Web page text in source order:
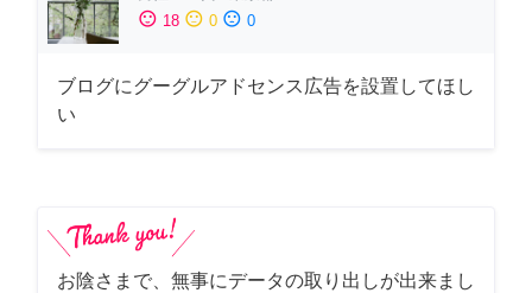
sentiment_satisfied 18 sentiment_neutral 0 sentiment_dissatisfied 0
ブログにグーグルアドセンス広告を設置してほし
い
お陰さまで、無事にデータの取り出しが出来まし